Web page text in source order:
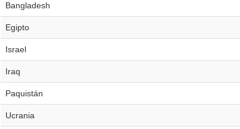
Bangladesh
Egipto
Israel
Iraq
Paquistán
Ucrania